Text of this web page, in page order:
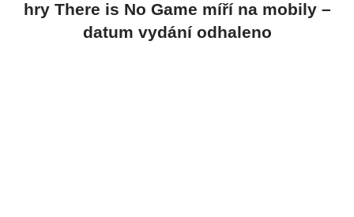
hry There is No Game míří na mobily –
datum vydání odhaleno